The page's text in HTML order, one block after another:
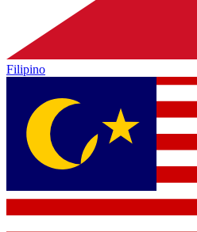
Filipino